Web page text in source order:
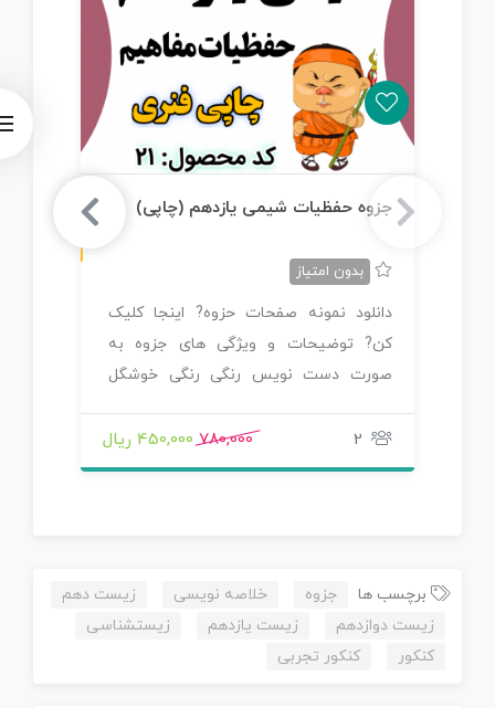
جزوه حفظیات شیمی یازدهم (چاپی) چاپی رنگی
بدون امتیاز
دانلود نمونه صفحات حزوه? اینجا کلیک
کن? توضیحات و ویژگی های جزوه به
صورت دست نویس رنگی رنگی خوشگل
2
780,000 450,000 ریال
برچسب ها جزوه خلاصه نویسی
زیست دهم
زیست دوازدهم
زیست یازدهم
زیستشناسی
کنکور
کنکور تجربی